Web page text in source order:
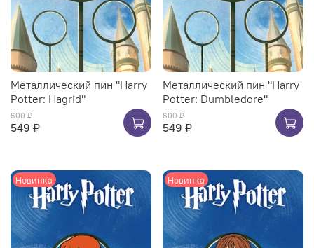
Металлический пин "Harry
Potter: Hagrid"
600 ₽
549 ₽
Металлический пин "Harry
Potter: Dumbledore"
600 ₽
549 ₽
Новинка Новинка